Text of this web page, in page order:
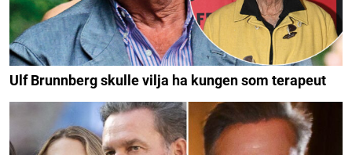
Ulf Brunnberg skulle vilja ha kungen som terapeut